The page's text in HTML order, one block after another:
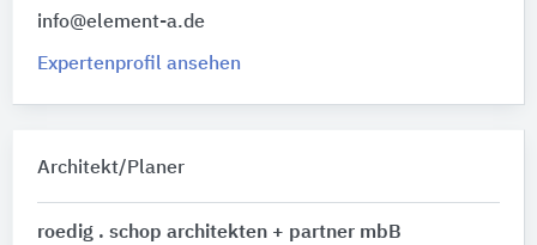
info@element-a.de
Expertenprofil ansehen
Architekt/Planer
roedig . schop architekten + partner mbB